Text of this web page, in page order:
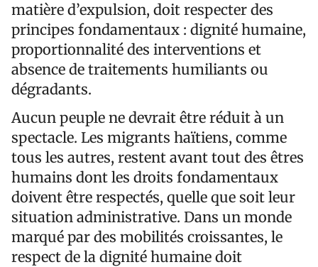
matière d’expulsion, doit respecter des
principes fondamentaux : dignité humaine,
proportionnalité des interventions et
absence de traitements humiliants ou
dégradants.
Aucun peuple ne devrait être réduit à un
spectacle. Les migrants haïtiens, comme
tous les autres, restent avant tout des êtres
humains dont les droits fondamentaux
doivent être respectés, quelle que soit leur
situation administrative. Dans un monde
marqué par des mobilités croissantes, le
respect de la dignité humaine doit